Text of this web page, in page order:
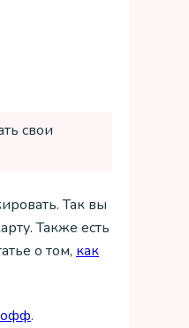
свои
Так вы
Также есть
о том, как
.